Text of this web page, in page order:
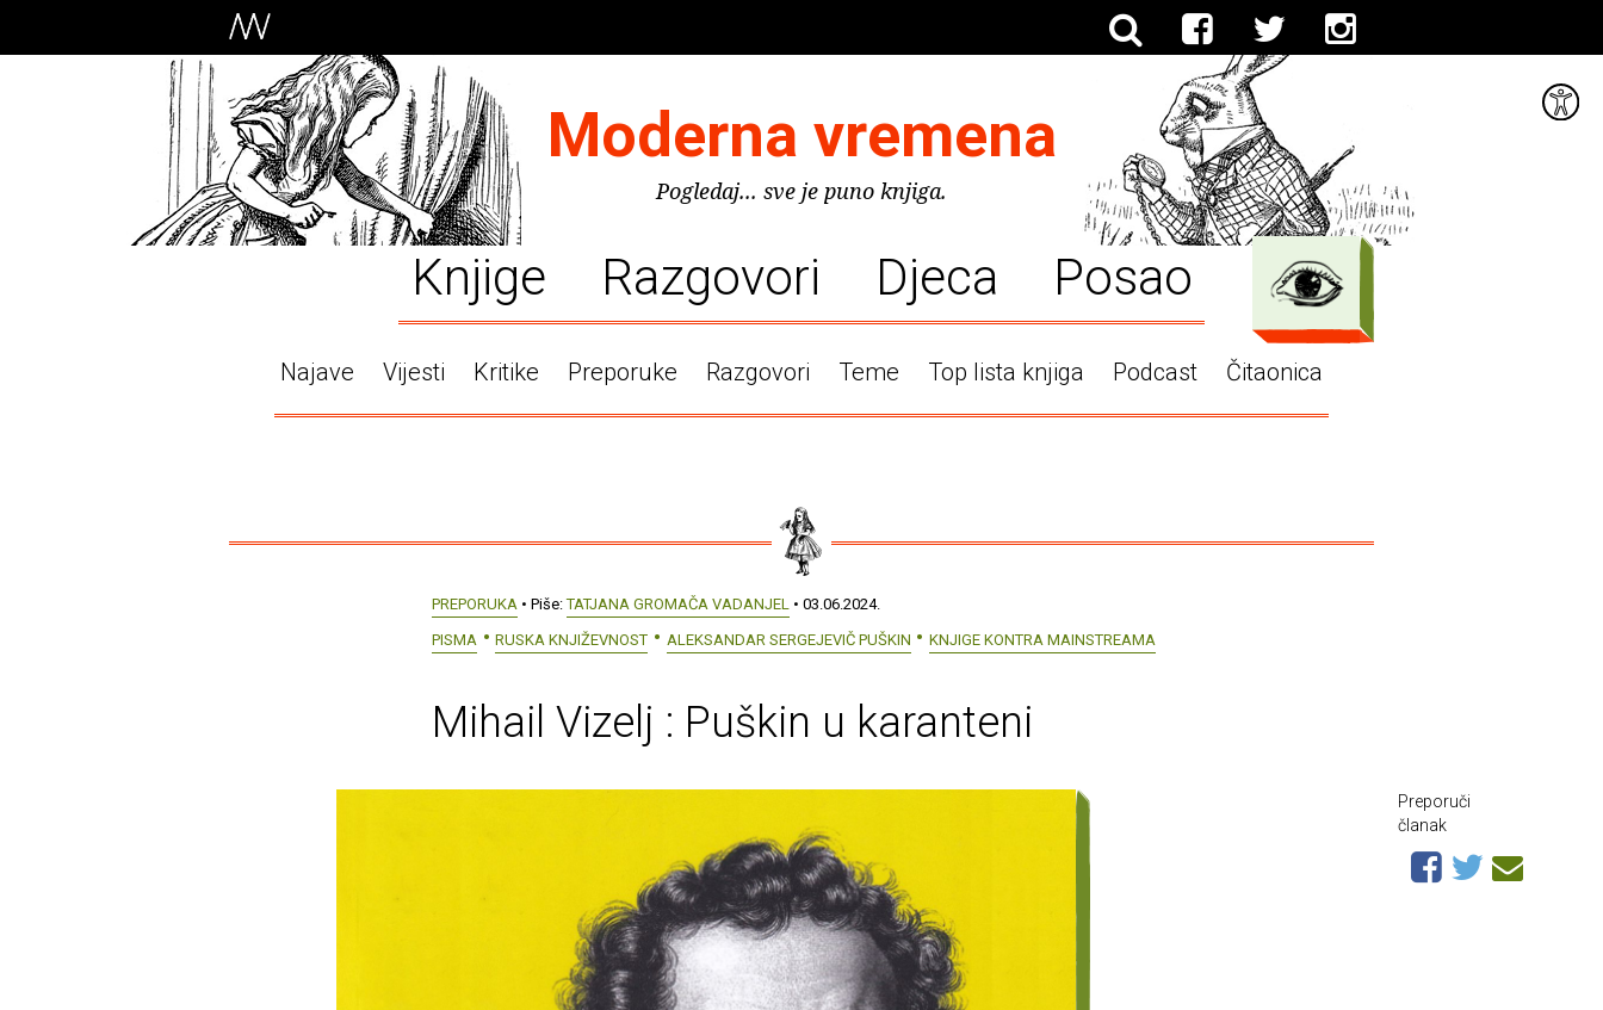
Moderna vremena
Pogledaj... sve je puno knjiga.
Knjige Razgovori Djeca Posao
Najave Vijesti Kritike Preporuke Razgovori Teme Top lista knjiga Podcast Čitaonica
PREPORUKA • Piše:TATJANA GROMAČA VADANJEL • 03.06.2024.
PISMA
RUSKA KNJIŽEVNOST ALEKSANDAR SERGEJEVIČ PUŠKIN KNJIGE KONTRA MAINSTREAMA
Mihail Vizelj : Puškin u karanteni
Preporuči
članak